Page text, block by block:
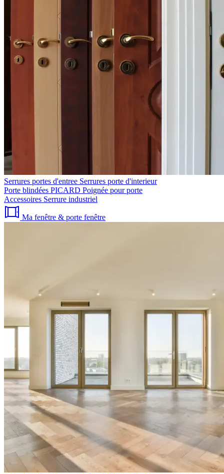
Serrures portes d'entree Serrures porte d'interieur
Porte blindées PICARD Poignée pour porte
Accessoires Serrure industriel
Ma fenêtre & porte fenêtre